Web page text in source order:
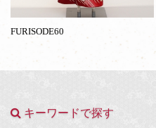
FURISODE60
キーワードで探す